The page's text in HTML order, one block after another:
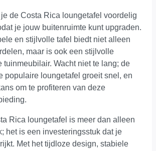
de Costa Rica loungetafel voordelig
je jouw buitenruimte kunt upgraden.
en stijlvolle tafel biedt niet alleen
maar is ook een stijlvolle
tuinmeubilair. Wacht niet te lang; de
populaire loungetafel groeit snel, en
om te profiteren van deze
Rica loungetafel is meer dan alleen
het is een investeringsstuk dat je
Met het tijdloze design, stabiele